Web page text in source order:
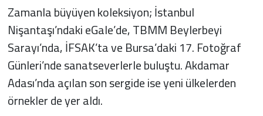
Zamanla büyüyen koleksiyon; İstanbul
Nişantaşı’ndaki eGale’de, TBMM Beylerbeyi
Sarayı’nda, İFSAK’ta ve Bursa’daki 17. Fotoğraf
Günleri’nde sanatseverlerle buluştu. Akdamar
Adası’nda açılan son sergide ise yeni ülkelerden
örnekler de yer aldı.